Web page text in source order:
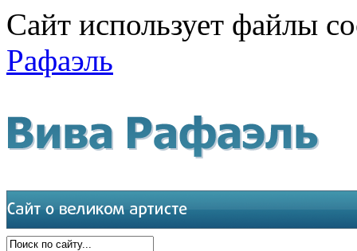
Сайт использует файлы
Рафаэль